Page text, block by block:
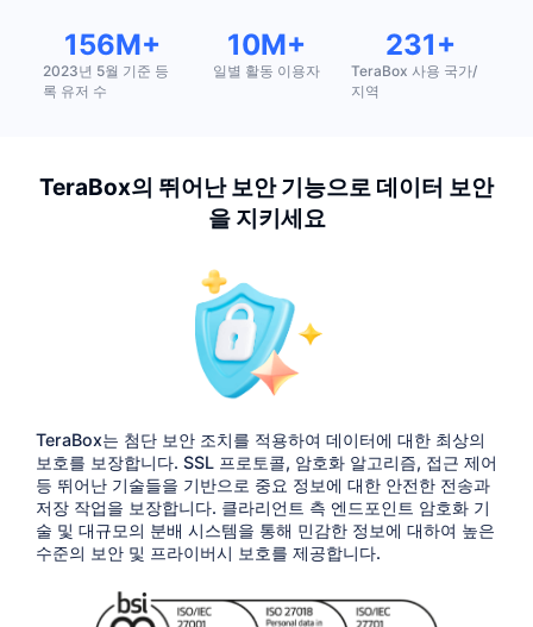
156M+
2023년 5월 기준 등
록 유저 수
10M+
일별 활동 이용자
231+
TeraBox 사용 국가/
지역
TeraBox의 뛰어난 보안 기능으로 데이터 보안
을 지키세요
TeraBox는 첨단 보안 조치를 적용하여 데이터에 대한 최상의
보호를 보장합니다. SSL 프로토콜, 암호화 알고리즘, 접근 제어
등 뛰어난 기술들을 기반으로 중요 정보에 대한 안전한 전송과
저장 작업을 보장합니다. 클라리언트 측 엔드포인트 암호화 기
술 및 대규모의 분배 시스템을 통해 민감한 정보에 대하여 높은
수준의 보안 및 프라이버시 보호를 제공합니다.